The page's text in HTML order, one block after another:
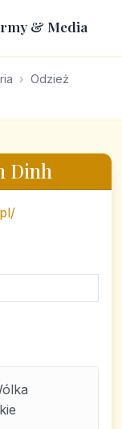
& Media
Odzież
Dinh